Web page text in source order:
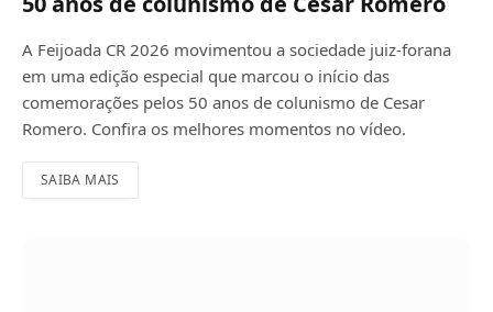
A Feijoada CR 2026 movimentou a sociedade juiz-forana
em uma edição especial que marcou o início das
comemorações pelos 50 anos de colunismo de Cesar
Romero. Confira os melhores momentos no vídeo.
SAIBA MAIS